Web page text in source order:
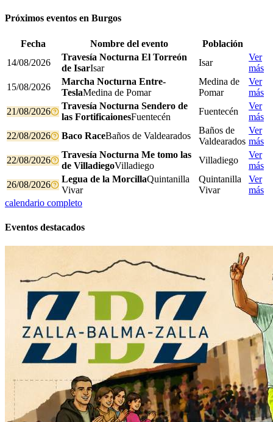
Próximos eventos en Burgos
Fecha Nombre del evento
Población
14/08/2026
Travesía Nocturna El Torreón
de IsarIsar
Isar
Ver
más
15/08/2026
Marcha Nocturna Entre-
TeslaMedina de Pomar
Medina de
Pomar
Ver
más
21/08/2026
Travesía Nocturna Sendero de
las FortificaionesFuentecén
Fuentecén
Ver
más
22/08/2026
Baco RaceBaños de Valdearados
Baños de
Valdearados
Ver
más
22/08/2026
Travesía Nocturna Me tomo las
de VilladiegoVilladiego
Villadiego
Ver
más
26/08/2026
Legua de la MorcillaQuintanilla
Vivar
Quintanilla
Vivar
Ver
más
calendario completo
Eventos destacados